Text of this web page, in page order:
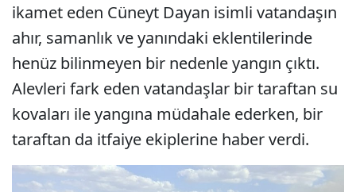
ikamet eden Cüneyt Dayan isimli vatandaşın
ahır, samanlık ve yanındaki eklentilerinde
henüz bilinmeyen bir nedenle yangın çıktı.
Alevleri fark eden vatandaşlar bir taraftan su
kovaları ile yangına müdahale ederken, bir
taraftan da itfaiye ekiplerine haber verdi.